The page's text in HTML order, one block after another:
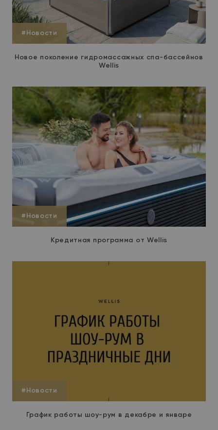
#Новости
Новое поколение гидромассажных спа-бассейнов
Wellis
#Новости
Кредитная программа от Wellis
#Новости
График работы шоу-рум в декабре и январе